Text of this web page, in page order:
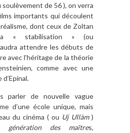
de 56 ), on verra
importants qui découlent
dont ceux de Zoltan
« stabilisation » (ou
attendre les débuts de
avec l’héritage de la théorie
comme avec une
parler de nouvelle vague
d’une école unique, mais
du cinéma ( ou Uj Ullàm)
génération des maîtres,